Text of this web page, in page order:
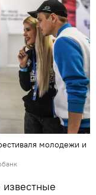
молодежи и
известные